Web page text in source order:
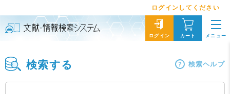
ログインしてください
ログイン カート メニュー
検索する 検索ヘルプ